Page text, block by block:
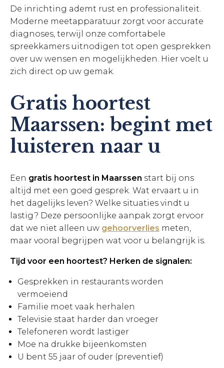
De inrichting ademt rust en professionaliteit.
Moderne meetapparatuur zorgt voor accurate
diagnoses, terwijl onze comfortabele
spreekkamers uitnodigen tot open gesprekken
over uw wensen en mogelijkheden. Hier voelt u
zich direct op uw gemak.
Gratis hoortest
Maarssen: begint met
luisteren naar u
Een gratis hoortest in Maarssen start bij ons
altijd met een goed gesprek. Wat ervaart u in
het dagelijks leven? Welke situaties vindt u
lastig? Deze persoonlijke aanpak zorgt ervoor
dat we niet alleen uw gehoorverlies meten,
maar vooral begrijpen wat voor u belangrijk is.
Tijd voor een hoortest? Herken de signalen:
Gesprekken in restaurants worden
vermoeiend
Familie moet vaak herhalen
Televisie staat harder dan vroeger
Telefoneren wordt lastiger
Moe na drukke bijeenkomsten
U bent 55 jaar of ouder (preventief)